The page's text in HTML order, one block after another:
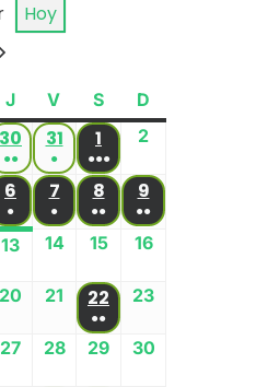
Hoy
J V S D
30
●●
31
●
1
●●●
2
6
●
7
●
8
●●
9
●●
13 14 15 16
20 21 22
●●
23
27 28 29 30